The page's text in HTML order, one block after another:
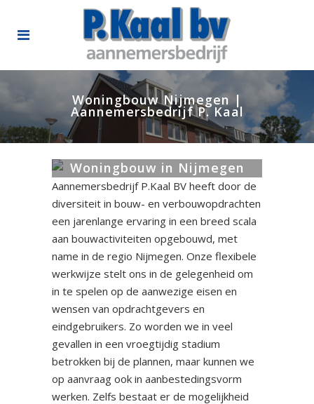
Woningbouw Nijmegen |
Aannemersbedrijf P. Kaal
Woningbouw in Nijmegen
Aannemersbedrijf P.Kaal BV heeft door de
diversiteit in bouw- en verbouwopdrachten
een jarenlange ervaring in een breed scala
aan bouwactiviteiten opgebouwd, met
name in de regio Nijmegen. Onze flexibele
werkwijze stelt ons in de gelegenheid om
in te spelen op de aanwezige eisen en
wensen van opdrachtgevers en
eindgebruikers. Zo worden we in veel
gevallen in een vroegtijdig stadium
betrokken bij de plannen, maar kunnen we
op aanvraag ook in aanbestedingsvorm
werken. Zelfs bestaat er de mogelijkheid